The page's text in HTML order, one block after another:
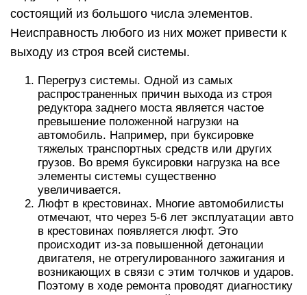
состоящий из большого числа элементов.
Неисправность любого из них может привести к
выходу из строя всей системы.
Перегруз системы. Одной из самых
распространенных причин выхода из строя
редуктора заднего моста является частое
превышение положенной нагрузки на
автомобиль. Например, при буксировке
тяжелых транспортных средств или других
грузов. Во время буксировки нагрузка на все
элементы системы существенно
увеличивается.
Люфт в крестовинах. Многие автомобилисты
отмечают, что через 5-6 лет эксплуатации авто
в крестовинах появляется люфт. Это
происходит из-за повышенной детонации
двигателя, не отрегулированного зажигания и
возникающих в связи с этим толчков и ударов.
Поэтому в ходе ремонта проводят диагностику